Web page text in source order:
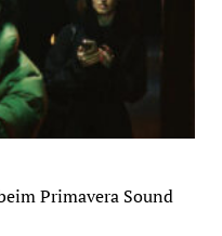
Primavera Sound